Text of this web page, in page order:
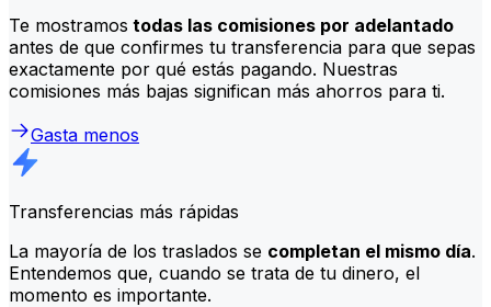
Te mostramos todas las comisiones por adelantado
antes de que confirmes tu transferencia para que sepas
exactamente por qué estás pagando. Nuestras
comisiones más bajas significan más ahorros para ti.
Gasta menos
Transferencias más rápidas
La mayoría de los traslados se completan el mismo día.
Entendemos que, cuando se trata de tu dinero, el
momento es importante.